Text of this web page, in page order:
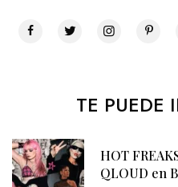
TE PUEDE
HOT
QLOUD en